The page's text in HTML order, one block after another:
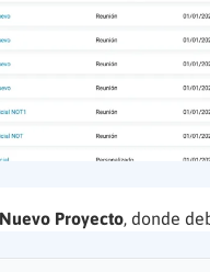
Proyecto, donde